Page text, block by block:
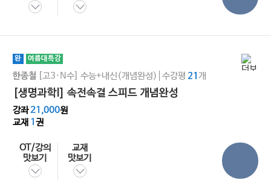
완 여름대특강
한종철 [고3·N수] 수능+내신(개념완성) 수강평 21 개
[생명과학l] 속전속결 스피드 개념완성
강좌21,000원
교재 1 권
OT/강의
맛보기
교재
맛보기